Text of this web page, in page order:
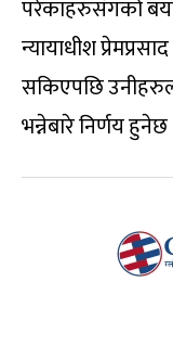
परेकाहरुसँगको
न्यायाधीश
सकिएपछि
भन्नेबारे निर्णय हुनेछ